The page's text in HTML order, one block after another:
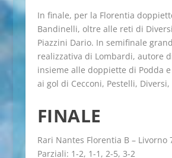
In finale, per la Florentia
Bandinelli, oltre alle reti di
Piazzini Dario. In semifinale
realizzativa di Lombardi, autore
insieme alle doppiette di Podda
ai gol di Cecconi, Pestelli, Diversi,
FINALE
Rari Nantes Florentia B – Livorno
Parziali: 1-2, 1-1, 2-5, 3-2